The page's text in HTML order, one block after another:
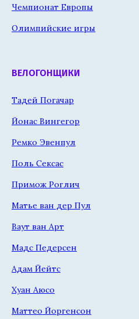
Чемпионат Европы
Олимпийские игры
ВЕЛОГОНЩИКИ
Тадей Погачар
Йонас Вингегор
Ремко Эвенпул
Поль Сексас
Примож Роглич
Матье ван дер Пул
Ваут ван Арт
Мадс Педерсен
Адам Йейтс
Хуан Аюсо
Маттео Йоргенсон